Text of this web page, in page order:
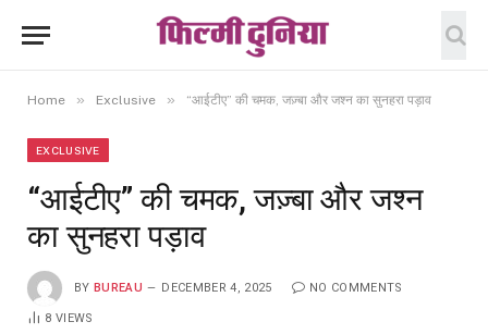
Home » Exclusive » “आईटीए” की चमक, जज़्बा और जश्न का सुनहरा पड़ाव
EXCLUSIVE
“आईटीए” की चमक, जज़्बा और जश्न
का सुनहरा पड़ाव
BY BUREAU DECEMBER 4, 2025 NO COMMENTS
8VIEWS